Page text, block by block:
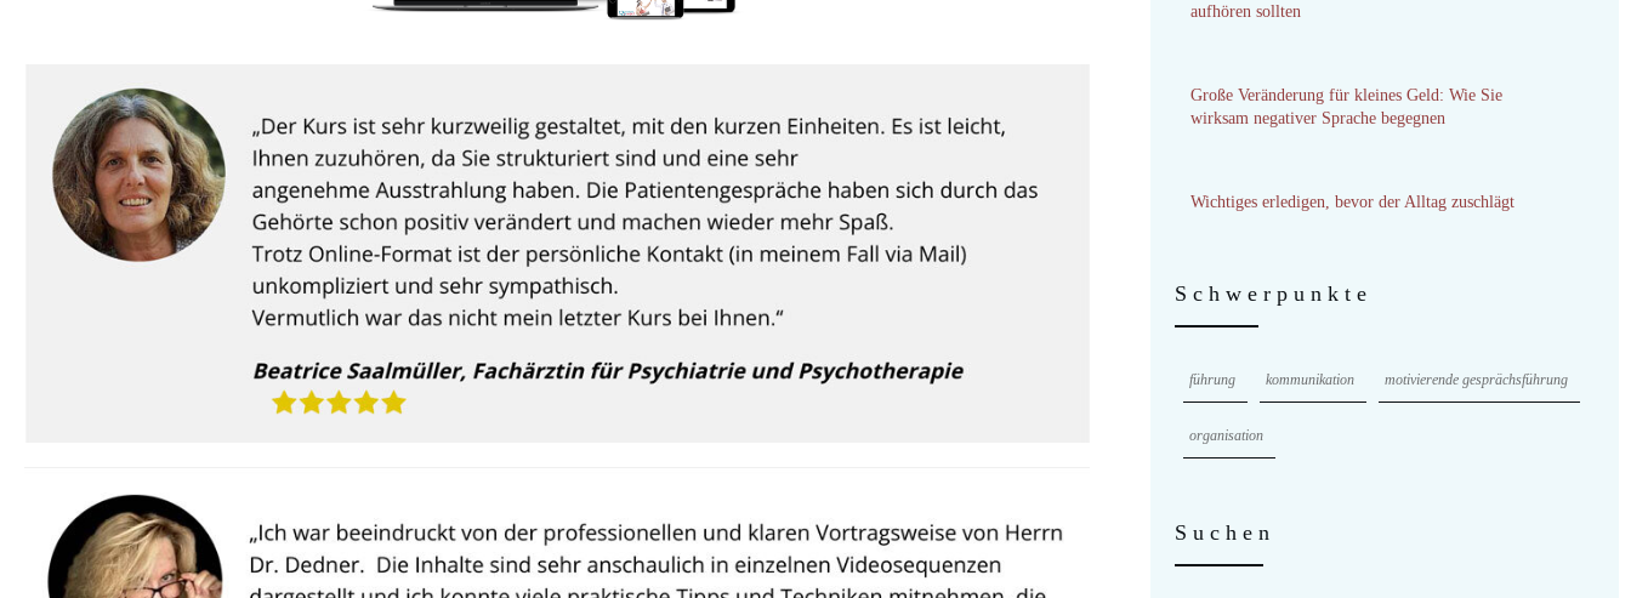
aufhören sollten
Große Veränderung für kleines Geld: Wie Sie
wirksam negativer Sprache begegnen
Wichtiges erledigen, bevor der Alltag zuschlägt
Schwerpunkte
führung kommunikation motivierende gesprächsführung
organisation
Suchen